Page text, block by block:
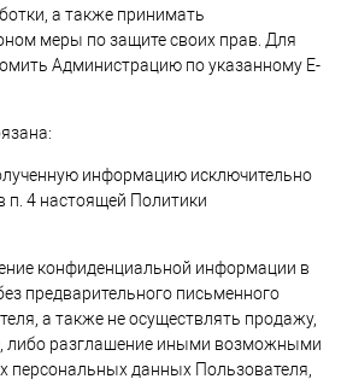
а также принимать
меры по защите своих прав. Для
Администрацию по указанному E-
информацию исключительно
п. 4 настоящей Политики
конфиденциальной информации в
предварительного письменного
а также не осуществлять продажу,
либо разглашение иными возможными
персональных данных Пользователя,